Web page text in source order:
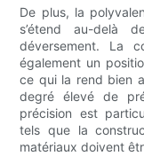
De plus, la
s’étend au-delà
déversement. La
également un
ce qui la rend bien
degré élevé de
précision est
tels que la
matériaux doivent